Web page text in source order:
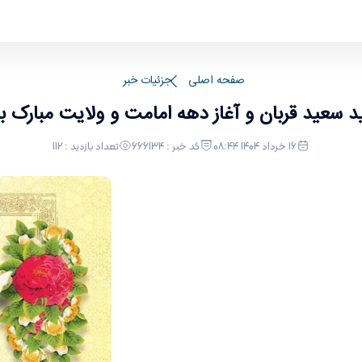
صفحه اصلی جزئیات خبر
سعید قربان و آغاز دهه امامت و ولایت مبارک
16 خرداد 1404 08:44 کد خبر : 666134 تعداد بازدید : 112